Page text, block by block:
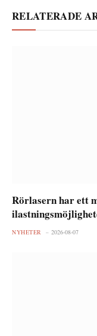
RELATERADE
Rörlasern har ett
NYHETER 2026-08-07